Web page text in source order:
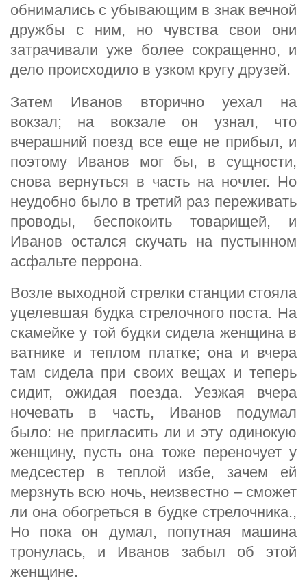
обнимались с убывающим в знак вечной
дружбы с ним, но чувства свои они
затрачивали уже более сокращенно, и
дело происходило в узком кругу друзей.
Затем Иванов вторично уехал на
вокзал; на вокзале он узнал, что
вчерашний поезд все еще не прибыл, и
поэтому Иванов мог бы, в сущности,
снова вернуться в часть на ночлег. Но
неудобно было в третий раз переживать
проводы, беспокоить товарищей, и
Иванов остался скучать на пустынном
асфальте перрона.
Возле выходной стрелки станции стояла
уцелевшая будка стрелочного поста. На
скамейке у той будки сидела женщина в
ватнике и теплом платке; она и вчера
там сидела при своих вещах и теперь
сидит, ожидая поезда. Уезжая вчера
ночевать в часть, Иванов подумал
было: не пригласить ли и эту одинокую
женщину, пусть она тоже переночует у
медсестер в теплой избе, зачем ей
мерзнуть всю ночь, неизвестно – сможет
ли она обогреться в будке стрелочника.,
Но пока он думал, попутная машина
тронулась, и Иванов забыл об этой
женщине.